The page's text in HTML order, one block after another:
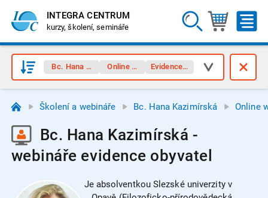
INTEGRA CENTRUM
kurzy, školení, semináře
Bc. Hana KazimírskáOnline webinářeEvidence obyvatel
Školení a webináře Bc. Hana Kazimírská Online
Bc. Hana Kazimírská -
webináře evidence obyvatel
Je absolventkou Slezské univerzity v